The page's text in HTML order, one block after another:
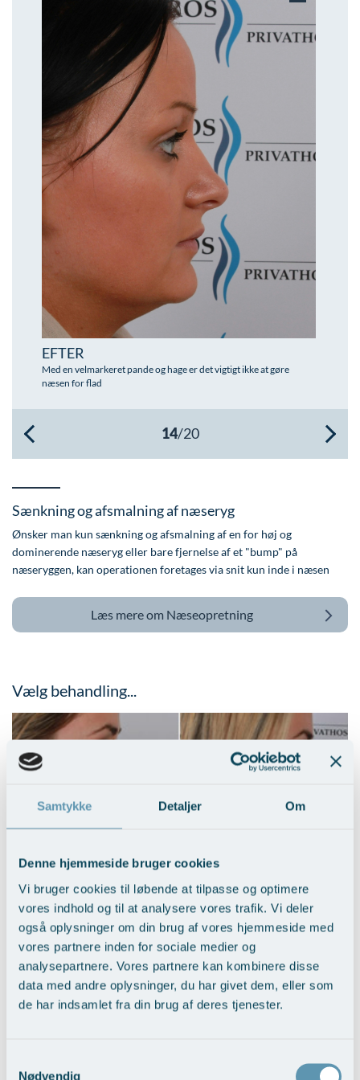
Samtykke Detaljer Om
Denne hjemmeside bruger cookies
Vi bruger cookies til løbende at tilpasse og optimere
vores indhold og til at analysere vores trafik. Vi deler
også oplysninger om din brug af vores hjemmeside med
vores partnere inden for sociale medier og
analysepartnere. Vores partnere kan kombinere disse
data med andre oplysninger, du har givet dem, eller som
de har indsamlet fra din brug af deres tjenester.
Nødvendig
EFTER
Med en velmarkeret pande og hage er det vigtigt ikke at gøre
næsen for flad
Sænkning og afsmalning af næseryg
Ønsker man kun sænkning og afsmalning af en for høj og
dominerende næseryg eller bare fjernelse af et "bump" på
næseryggen, kan operationen foretages via snit kun inde i næsen
Læs mere om Næseopretning
Vælg behandling...
Vis behandlingseksempler